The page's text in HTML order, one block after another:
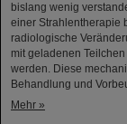
bislang wenig
einer Strahlentherapie
radiologische
mit geladenen
werden. Diese
Behandlung und
Mehr »